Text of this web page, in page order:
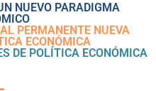
NUEVO PARADIGMA
PERMANENTE NUEVA
ECONÓMICA
DE POLÍTICA ECONÓMICA